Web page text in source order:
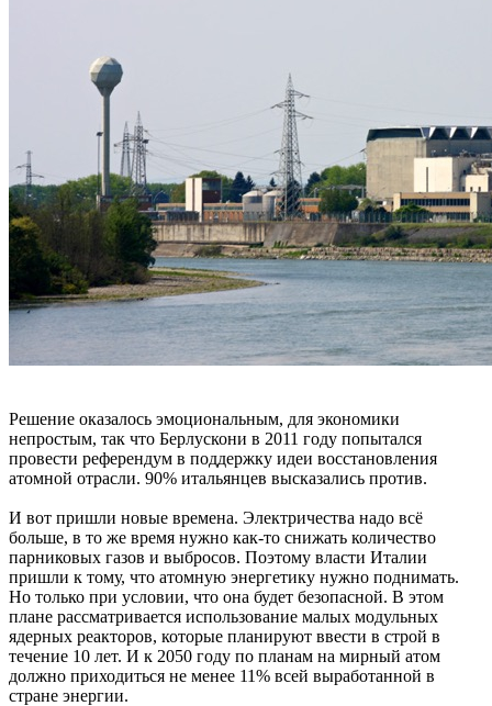
Решение оказалось эмоциональным, для экономики
непростым, так что Берлускони в 2011 году попытался
провести референдум в поддержку идеи восстановления
атомной отрасли. 90% итальянцев высказались против.
И вот пришли новые времена. Электричества надо всё
больше, в то же время нужно как-то снижать количество
парниковых газов и выбросов. Поэтому власти Италии
пришли к тому, что атомную энергетику нужно поднимать.
Но только при условии, что она будет безопасной. В этом
плане рассматривается использование малых модульных
ядерных реакторов, которые планируют ввести в строй в
течение 10 лет. И к 2050 году по планам на мирный атом
должно приходиться не менее 11% всей выработанной в
стране энергии.